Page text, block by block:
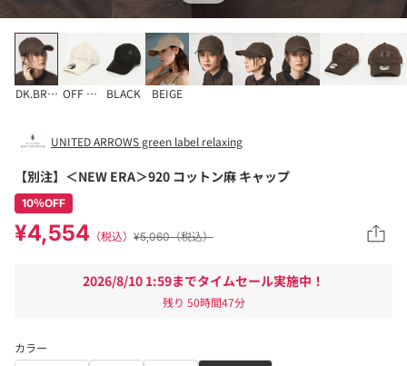
DK.BROWNOFF WHITEBLACK BEIGE
UNITED ARROWS green label relaxing
【別注】＜NEW ERA＞920 コットン麻 キャップ
10％OFF
¥4,554 （税込） ¥5,060（税込）
2026/8/10 1:59までタイムセール実施中！
残り 50時間47分
カラー